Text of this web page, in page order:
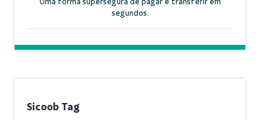
segundos.
Sicoob Tag